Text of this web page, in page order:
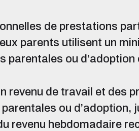
de prestations
parents utilisent un
parentales ou d’adoption
revenu de travail et des
ou d’adoption,
revenu hebdomadaire